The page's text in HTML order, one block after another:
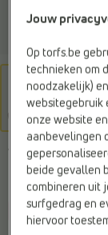
VICTORIA
prijsje
Jouw
Op torfs.be
technieken om
noodzakelijk)
websitegebruik
onze website
aanbevelingen
beide gevallen
combineren uit
surfgedrag en
hiervoor